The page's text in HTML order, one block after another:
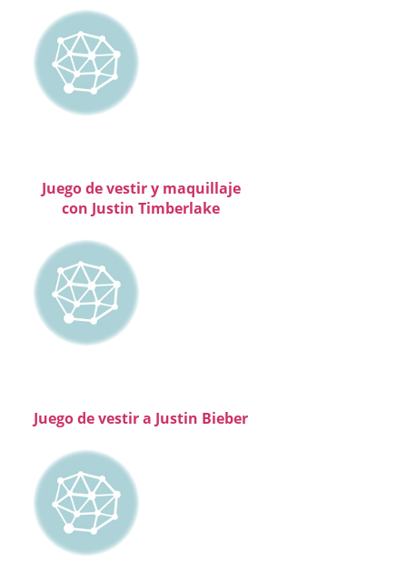
Juego de vestir y maquillaje
con Justin Timberlake
Juego de vestir a Justin Bieber